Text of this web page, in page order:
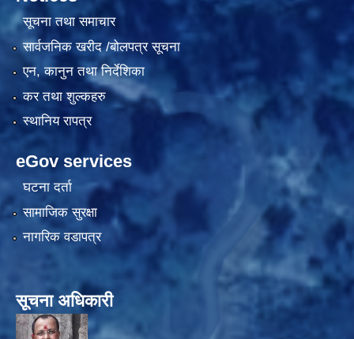
सूचना तथा समाचार
सार्वजनिक खरीद /बोलपत्र सूचना
एन, कानुन तथा निर्देशिका
कर तथा शुल्कहरु
स्थानिय रापत्र
eGov services
घटना दर्ता
सामाजिक सुरक्षा
नागरिक वडापत्र
सूचना अधिकारी